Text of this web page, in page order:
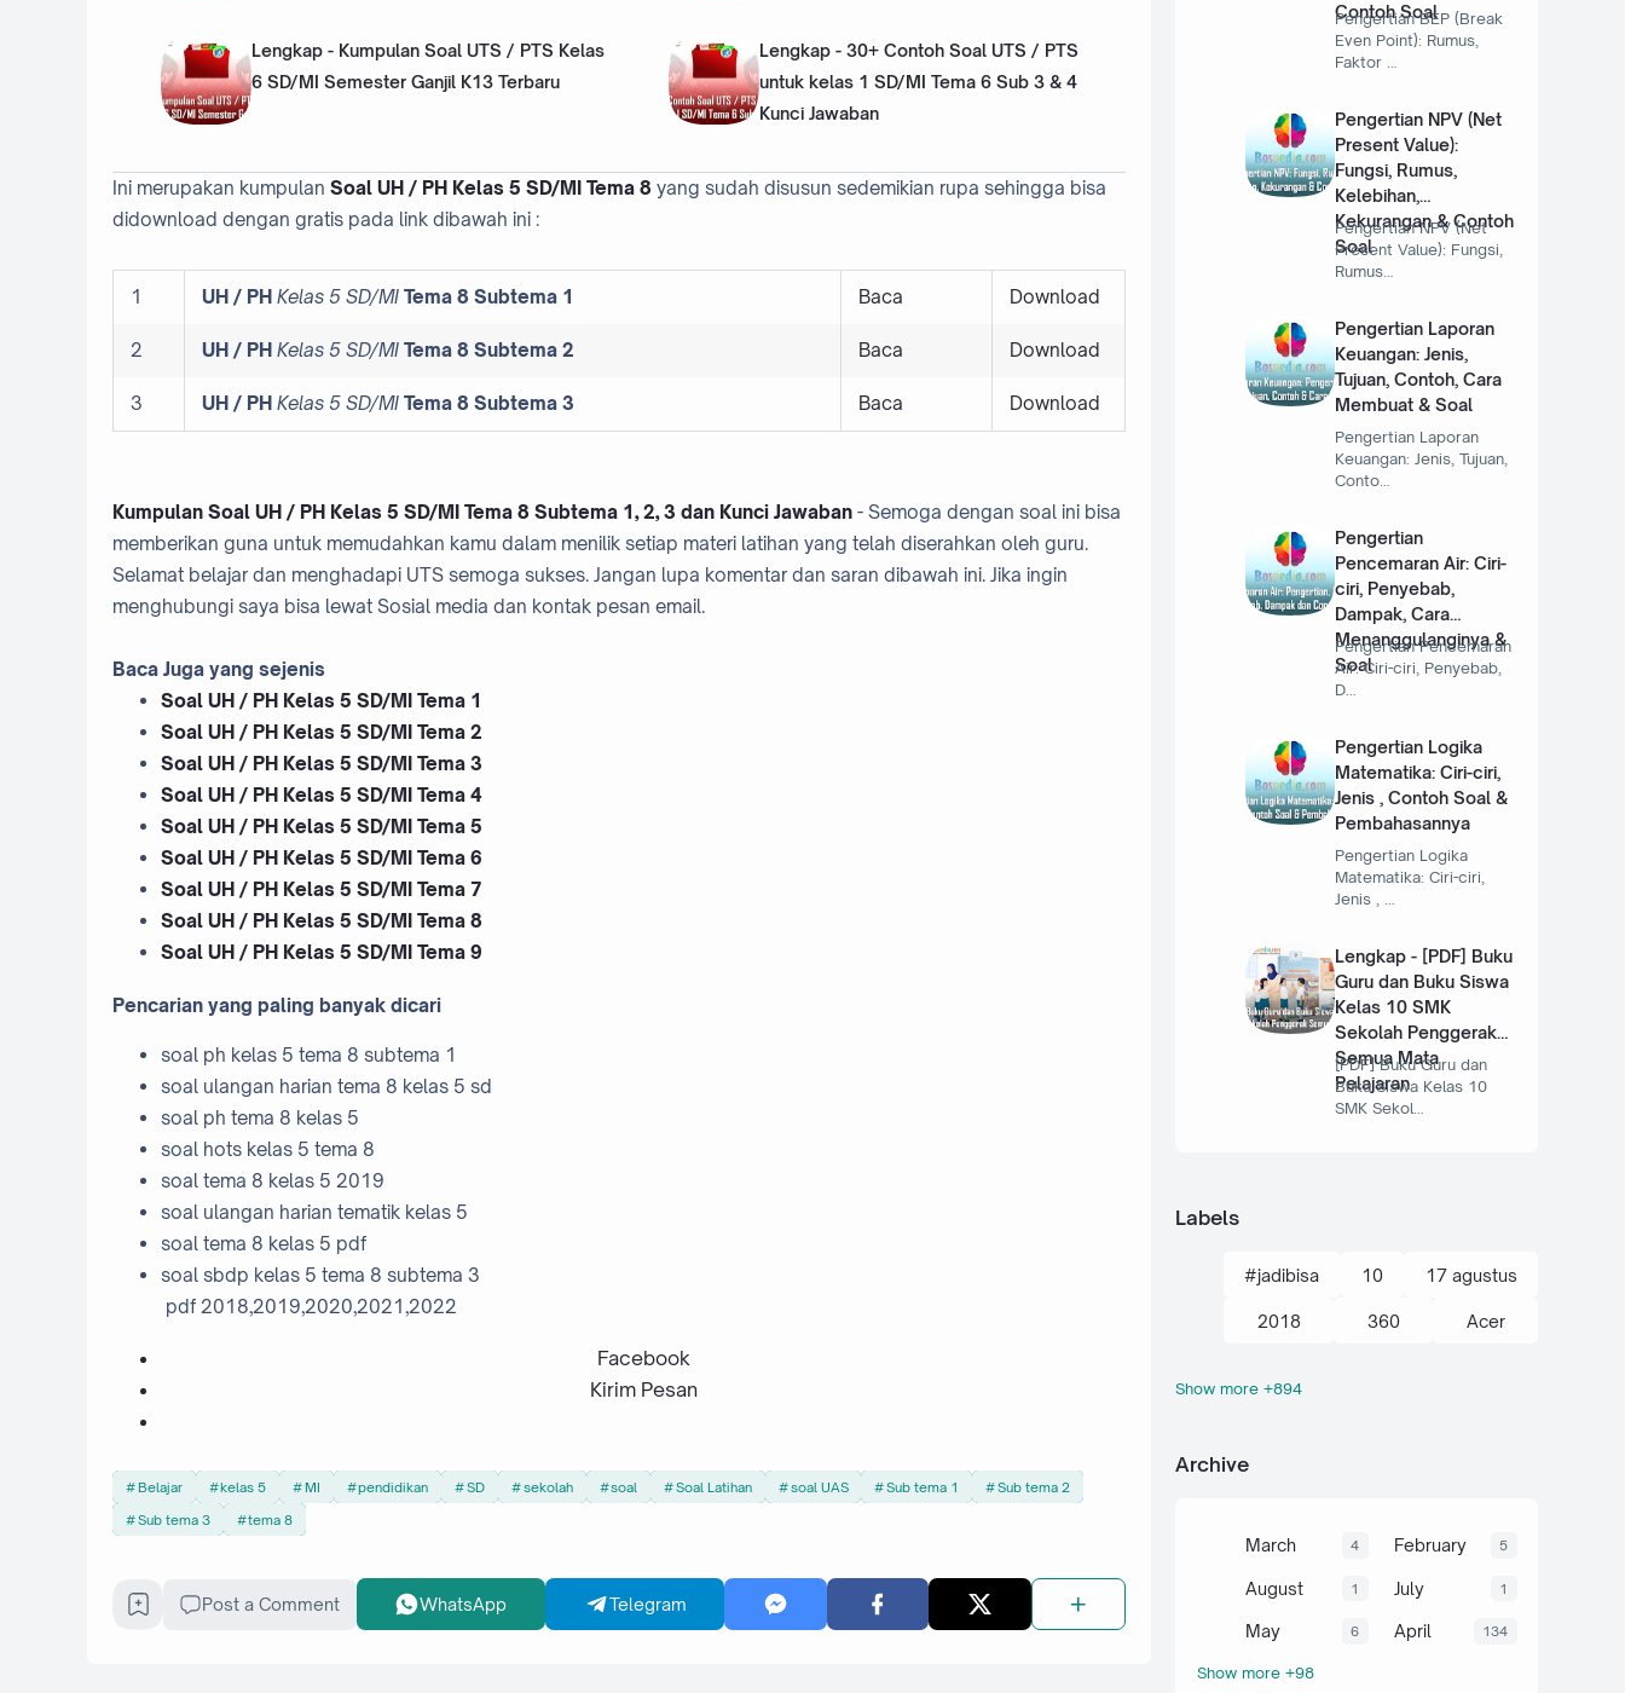
Lengkap - Kumpulan Soal UTS / PTS Kelas
6 SD/MI Semester Ganjil K13 Terbaru
Lengkap - 30+ Contoh Soal UTS / PTS
untuk kelas 1 SD/MI Tema 6 Sub 3 & 4
Kunci Jawaban
Ini merupakan kumpulan Soal UH / PH Kelas 5 SD/MI Tema 8 yang sudah disusun sedemikian rupa sehingga bisa
didownload dengan gratis pada link dibawah ini :
1 UH / PH Kelas 5 SD/MI Tema 8 Subtema 1 Baca Download
2 UH / PH Kelas 5 SD/MI Tema 8 Subtema 2 Baca Download
3 UH / PH Kelas 5 SD/MI Tema 8 Subtema 3 Baca Download
Kumpulan Soal UH / PH Kelas 5 SD/MI Tema 8 Subtema 1, 2, 3 dan Kunci Jawaban - Semoga dengan soal ini bisa
memberikan guna untuk memudahkan kamu dalam menilik setiap materi latihan yang telah diserahkan oleh guru.
Selamat belajar dan menghadapi UTS semoga sukses. Jangan lupa komentar dan saran dibawah ini. Jika ingin
menghubungi saya bisa lewat Sosial media dan kontak pesan email.
Baca Juga yang sejenis
Soal UH / PH Kelas 5 SD/MI Tema 1
Soal UH / PH Kelas 5 SD/MI Tema 2
Soal UH / PH Kelas 5 SD/MI Tema 3
Soal UH / PH Kelas 5 SD/MI Tema 4
Soal UH / PH Kelas 5 SD/MI Tema 5
Soal UH / PH Kelas 5 SD/MI Tema 6
Soal UH / PH Kelas 5 SD/MI Tema 7
Soal UH / PH Kelas 5 SD/MI Tema 8
Soal UH / PH Kelas 5 SD/MI Tema 9
Pencarian yang paling banyak dicari
soal ph kelas 5 tema 8 subtema 1
soal ulangan harian tema 8 kelas 5 sd
soal ph tema 8 kelas 5
soal hots kelas 5 tema 8
soal tema 8 kelas 5 2019
soal ulangan harian tematik kelas 5
soal tema 8 kelas 5 pdf
soal sbdp kelas 5 tema 8 subtema 3
pdf 2018,2019,2020,2021,2022
Facebook
Kirim Pesan
Belajar kelas 5 MI pendidikan SD sekolah soal Soal Latihan soal UAS Sub tema 1
Sub tema 2
Sub tema 3
tema 8
Post a Comment WhatsApp Telegram
Contoh Soal
Pengertian BEP (Break
Even Point): Rumus,
Faktor …
Pengertian NPV (Net
Present Value):
Fungsi, Rumus,
Kelebihan,
Kekurangan & Contoh
Soal
Pengertian NPV (Net
Present Value): Fungsi,
Rumus…
Pengertian Laporan
Keuangan: Jenis,
Tujuan, Contoh, Cara
Membuat & Soal
Pengertian Laporan
Keuangan: Jenis, Tujuan,
Conto…
Pengertian
Pencemaran Air: Ciri-
ciri, Penyebab,
Dampak, Cara
Menanggulanginya &
Soal
Pengertian Pencemaran
Air: Ciri-ciri, Penyebab,
D…
Pengertian Logika
Matematika: Ciri-ciri,
Jenis , Contoh Soal &
Pembahasannya
Pengertian Logika
Matematika: Ciri-ciri,
Jenis , …
Lengkap - [PDF] Buku
Guru dan Buku Siswa
Kelas 10 SMK
Sekolah Penggerak
Semua Mata
Pelajaran
[PDF] Buku Guru dan
Buku Siswa Kelas 10
SMK Sekol…
Labels
#jadibisa 10 17 agustus
2018 360 Acer
action kamera
akhir tahun akuntansi
al-quran hadits alami alat
aljabar Alkana amalan
Anaerob
Show more +894
Archive
March 4 February 5
August 1 July 1
May 6 April 134
Show more +98